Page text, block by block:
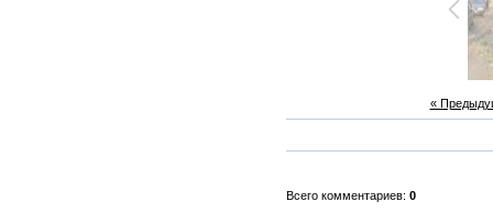
«
Всего комментариев: 0